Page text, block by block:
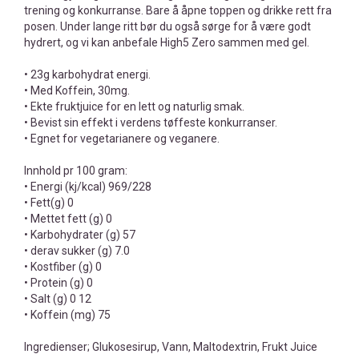
trening og konkurranse. Bare å åpne toppen og drikke rett fra
posen. Under lange ritt bør du også sørge for å være godt
hydrert, og vi kan anbefale High5 Zero sammen med gel.
• 23g karbohydrat energi.
• Med Koffein, 30mg.
• Ekte fruktjuice for en lett og naturlig smak.
• Bevist sin effekt i verdens tøffeste konkurranser.
• Egnet for vegetarianere og veganere.
Innhold pr 100 gram:
• Energi (kj/kcal) 969/228
• Fett(g) 0
• Mettet fett (g) 0
• Karbohydrater (g) 57
• derav sukker (g) 7.0
• Kostfiber (g) 0
• Protein (g) 0
• Salt (g) 0 12
• Koffein (mg) 75
Ingredienser; Glukosesirup, Vann, Maltodextrin, Frukt Juice